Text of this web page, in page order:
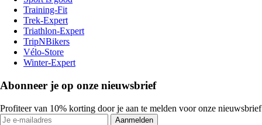
Training-Fit
Trek-Expert
Triathlon-Expert
TripNBikers
Vélo-Store
Winter-Expert
Abonneer je op onze nieuwsbrief
Profiteer van 10% korting door je aan te melden voor onze nieuwsbrief
Aanmelden